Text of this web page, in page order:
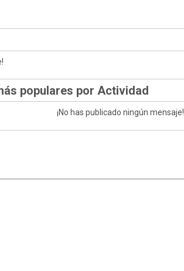
populares por Actividad
¡No has publicado ningún mensaje!